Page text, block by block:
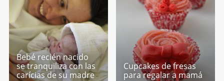
Bebé recién nacido
se tranquiliza con las
carícias de su madre
Cupcakes de fresas
para regalar a mamá